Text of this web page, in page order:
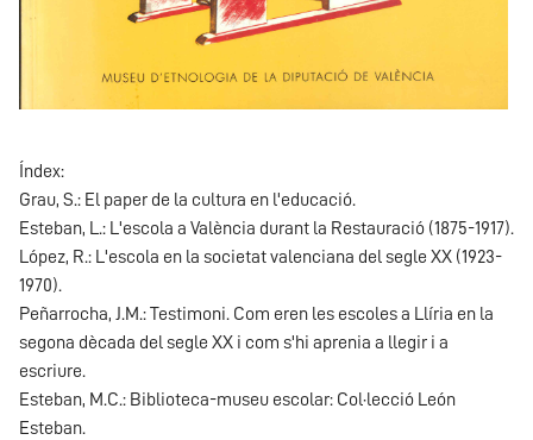
Índex:
Grau, S.: El paper de la cultura en l'educació.
Esteban, L.: L'escola a València durant la Restauració (1875-1917).
López, R.: L'escola en la societat valenciana del segle XX (1923-
1970).
Peñarrocha, J.M.: Testimoni. Com eren les escoles a Llíria en la
segona dècada del segle XX i com s'hi aprenia a llegir i a
escriure.
Esteban, M.C.: Biblioteca-museu escolar: Col·lecció León
Esteban.